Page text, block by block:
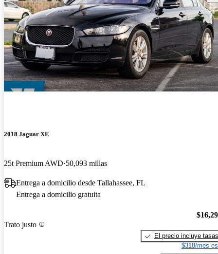
2018 Jaguar XE
25t Premium AWD 50,093 millas
Entrega a domicilio desde Tallahassee, FL
Entrega a domicilio gratuita
Trato justo
El precio incluye tasas
$318/mes